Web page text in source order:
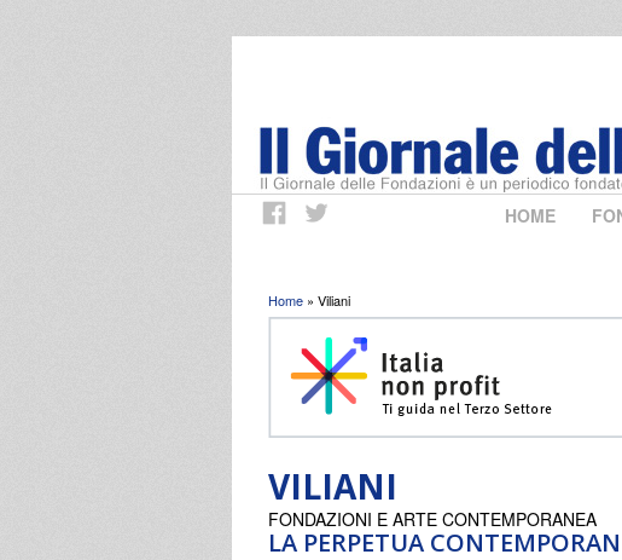
HOME
Tu sei qui
Home » Viliani
VILIANI
LA PERPETUA
FONDAZIONI E ARTE CONTEMPORANEA